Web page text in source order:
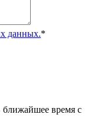
данных.*
время с